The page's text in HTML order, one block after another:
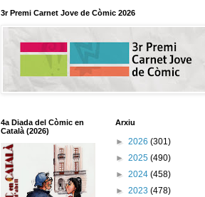
3r Premi Carnet Jove de Còmic 2026
4a Diada del Còmic en
Català (2026)
Arxiu
► 2026 (301)
► 2025 (490)
► 2024 (458)
► 2023 (478)